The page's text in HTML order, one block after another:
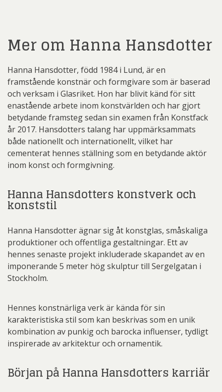
Mer om Hanna Hansdotter
Hanna Hansdotter, född 1984 i Lund, är en
framstående konstnär och formgivare som är baserad
och verksam i Glasriket. Hon har blivit känd för sitt
enastående arbete inom konstvärlden och har gjort
betydande framsteg sedan sin examen från Konstfack
år 2017. Hansdotters talang har uppmärksammats
både nationellt och internationellt, vilket har
cementerat hennes ställning som en betydande aktör
inom konst och formgivning.
Hanna Hansdotters konstverk och
konststil
Hanna Hansdotter ägnar sig åt konstglas, småskaliga
produktioner och offentliga gestaltningar. Ett av
hennes senaste projekt inkluderade skapandet av en
imponerande 5 meter hög skulptur till Sergelgatan i
Stockholm.
Hennes konstnärliga verk är kända för sin
karakteristiska stil som kan beskrivas som en unik
kombination av punkig och barocka influenser, tydligt
inspirerade av arkitektur och ornamentik.
Början på Hanna Hansdotters karriär